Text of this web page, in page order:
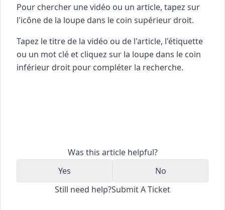
Pour chercher une vidéo ou un article, tapez sur
l'icône de la loupe dans le coin supérieur droit.
Tapez le titre de la vidéo ou de l'article, l'étiquette
ou un mot clé et cliquez sur la loupe dans le coin
inférieur droit pour compléter la recherche.
Was this article helpful?
Yes
No
Still need help?Submit A Ticket